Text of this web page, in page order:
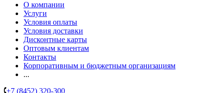
О компании
Услуги
Условия оплаты
Условия доставки
Дисконтные карты
Оптовым клиентам
Контакты
Корпоративным и бюджетным организациям
...
+7 (8452) 320-300